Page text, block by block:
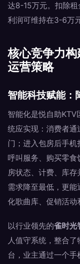
达8-15万元。扣除
利润可维持在3-6万元
核心竞争力
运营策略
智能科技赋能：
智能化是悦自助
统应实现：消费者
门；进入包房后手机
呼叫服务、购买零
房状态、计费、库
需求降至最低，更
化歌曲库、促销活动
以行业领先的雀时光
人值守系统，整合
台，业主通过一个手